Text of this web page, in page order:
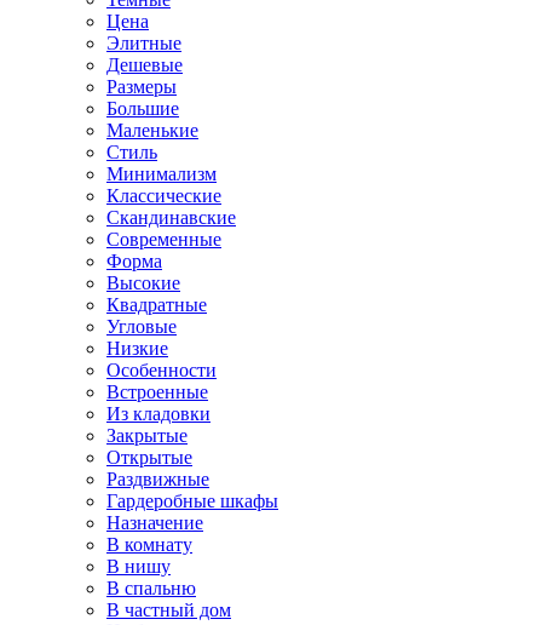
Цена
Элитные
Дешевые
Размеры
Большие
Маленькие
Стиль
Минимализм
Классические
Скандинавские
Современные
Форма
Высокие
Квадратные
Угловые
Низкие
Особенности
Встроенные
Из кладовки
Закрытые
Открытые
Раздвижные
Гардеробные шкафы
Назначение
В комнату
В нишу
В спальню
В частный дом